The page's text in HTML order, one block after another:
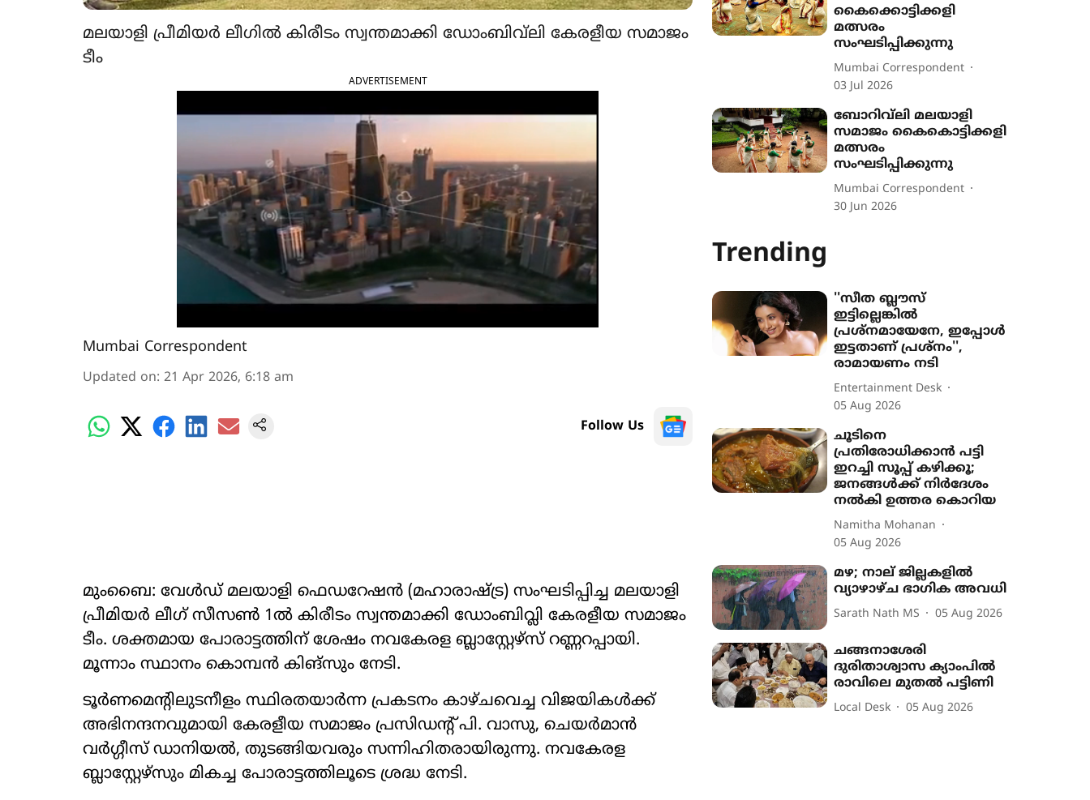
മലയാളി പ്രീമിയര്‍ ലീഗില്‍ കിരീടം സ്വന്തമാക്കി ഡോംബിവ്‌ലി കേരളീയ സമാജം
ടീം
ADVERTISEMENT
Mumbai Correspondent
Updated on: 21 Apr 2026, 6:18 am
Follow Us
മുംബൈ: വേള്‍ഡ് മലയാളി ഫെഡറേഷന്‍ (മഹാരാഷ്ട്ര) സംഘടിപ്പിച്ച മലയാളി
പ്രീമിയര്‍ ലീഗ് സീസണ്‍ 1ല്‍ കിരീടം സ്വന്തമാക്കി ഡോംബിവ്ലി കേരളീയ സമാജം
ടീം. ശക്തമായ പോരാട്ടത്തിന് ശേഷം നവകേരള ബ്ലാസ്റ്റേഴ്സ് റണ്ണറപ്പായി.
മൂന്നാം സ്ഥാനം കൊമ്പന്‍ കിങ്സും നേടി.
ടൂര്‍ണമെന്‍റിലുടനീളം സ്ഥിരതയാര്‍ന്ന പ്രകടനം കാഴ്ചവെച്ച വിജയികള്‍ക്ക്
അഭിനന്ദനവുമായി കേരളീയ സമാജം പ്രസിഡന്‍റ് പി. വാസു, ചെയര്‍മാന്‍
വര്‍ഗ്ഗീസ് ഡാനിയല്‍, തുടങ്ങിയവരും സന്നിഹിതരായിരുന്നു. നവകേരള
ബ്ലാസ്റ്റേഴ്‌സും മികച്ച പോരാട്ടത്തിലൂടെ ശ്രദ്ധ നേടി.
കൈക്കൊട്ടിക്കളി
മത്സരം
സംഘടിപ്പിക്കുന്നു
Mumbai Correspondent
03 Jul 2026
ബോറിവ്‌ലി മലയാളി
സമാജം കൈകൊട്ടിക്കളി
മത്സരം
സംഘടിപ്പിക്കുന്നു
Mumbai Correspondent
30 Jun 2026
Trending
''സീത ബ്ലൗസ്
ഇട്ടില്ലെങ്കിൽ
പ്രശ്നമായേനേ, ഇപ്പോൾ
ഇട്ടതാണ് പ്രശ്നം'',
രാമായണം നടി
Entertainment Desk
05 Aug 2026
ചൂടിനെ
പ്രതിരോധിക്കാൻ പട്ടി
ഇറച്ചി സൂപ്പ് കഴിക്കൂ;
ജനങ്ങൾക്ക് നിർദേശം
നൽകി ഉത്തര കൊറിയ
Namitha Mohanan
05 Aug 2026
മഴ; നാല് ജില്ലകളിൽ
വ്യാഴാഴ്ച ഭാഗിക അവധി
Sarath Nath MS 05 Aug 2026
ചങ്ങനാശേരി
ദുരിതാശ്വാസ ക്യാംപിൽ
രാവിലെ മുതൽ പട്ടിണി
Local Desk 05 Aug 2026